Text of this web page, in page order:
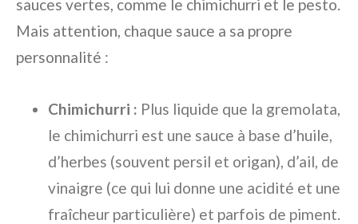
sauces vertes, comme le chimichurri et le pesto.
Mais attention, chaque sauce a sa propre
personnalité :
Chimichurri : Plus liquide que la gremolata,
le chimichurri est une sauce à base d’huile,
d’herbes (souvent persil et origan), d’ail, de
vinaigre (ce qui lui donne une acidité et une
fraîcheur particulière) et parfois de piment.